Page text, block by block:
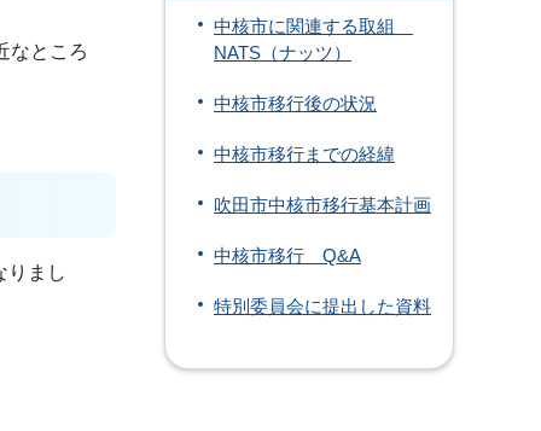
なところ
りまし
中核市に関連する取組
NATS（ナッツ）
中核市移行後の状況
中核市移行までの経緯
吹田市中核市移行基本計画
中核市移行 Q&A
特別委員会に提出した資料